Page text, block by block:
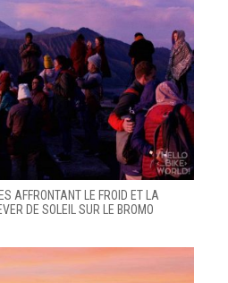
AFFRONTANT LE FROID ET LA
DE SOLEIL SUR LE BROMO